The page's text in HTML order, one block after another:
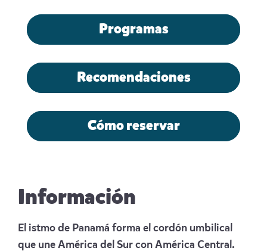
Programas
Recomendaciones
Cómo reservar
Información
El istmo de Panamá forma el cordón umbilical
que une América del Sur con América Central.